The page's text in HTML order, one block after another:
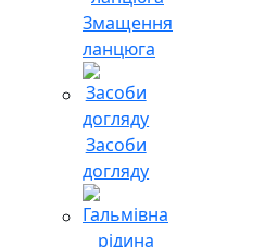
Змащення
ланцюга
Засоби
догляду